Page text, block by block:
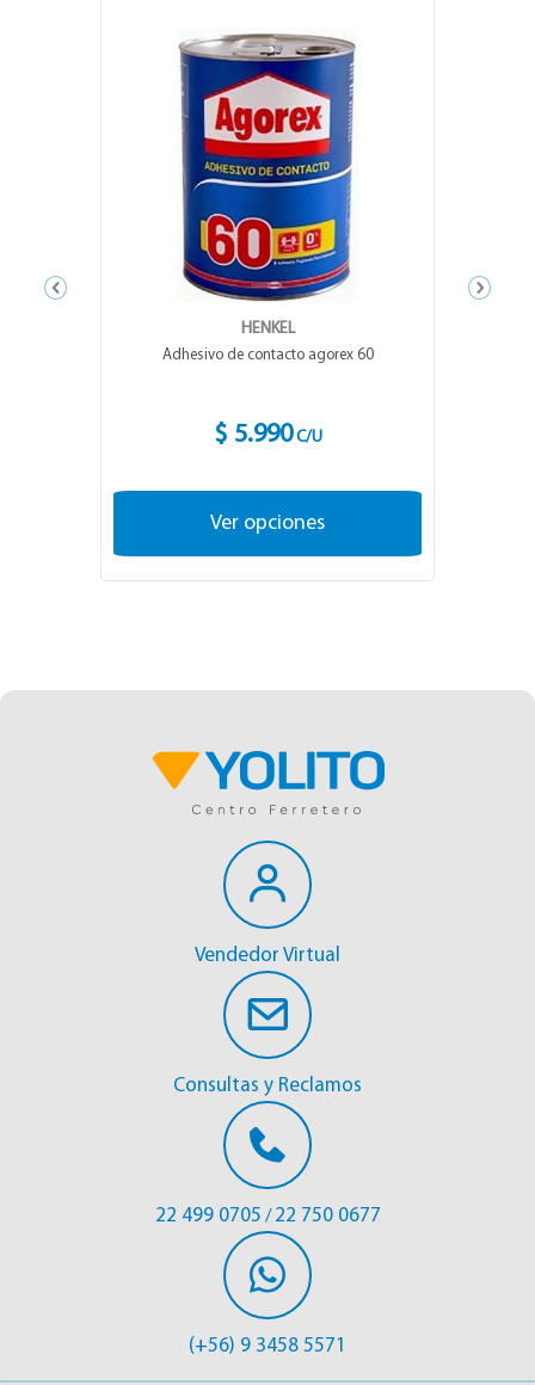
HENKEL
Adhesivo de contacto agorex 60
$ 5.990 C/U
Ver opciones
Vendedor Virtual
Consultas y Reclamos
22 499 0705 / 22 750 0677
(+56) 9 3458 5571